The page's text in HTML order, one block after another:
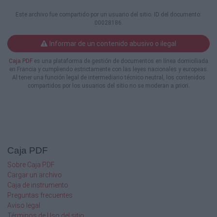
mundo.
A propósito de esta idea, guardo un recuerdo
un poco complicado.
Cuando era pequeña, solo tenía un amigo.
Dado que era un chico, podría decirse
que fue mi primer amor.
Se llamaba Makoto y era un niño
dulce,apacible y de constitución débil; era el
negocio familiar, por lo que Makoto era como
una pieza sobrante en la familia y,
considerado tan sólo el adorable benjamín, lo
criaron de modo que desarrolló un
carácter débil y manso.
Desconocía las circunstancias, pero había
oído decir que Makoto era hijo de una
Este archivo fue compartido por un usuario del sitio. ID del documento:
00028186.
Informar de un contenido abusivo o ilegal
Caja PDF es una plataforma de gestión de documentos en línea domiciliada
en Francia y cumpliendo estrictamente con las leyes nacionales y europeas.
Al tener una función legal de intermediario técnico neutral, los contenidos
compartidos por los usuarios del sitio no se moderan a priori.
Caja PDF
Sobre Caja PDF
Cargar un archivo
Caja de instrumento
Preguntas frecuentes
Aviso legal
Términos de Uso del sitio